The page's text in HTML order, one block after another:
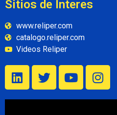
Sitios de Interes
www.reliper.com
catalogo.reliper.com
Videos Reliper